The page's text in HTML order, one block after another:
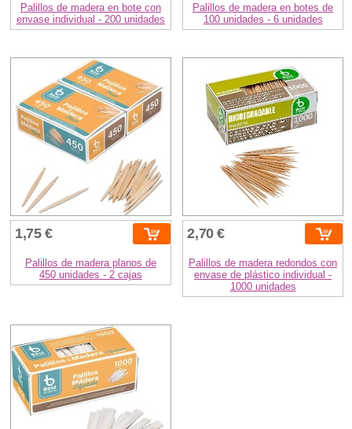
Palillos de madera en bote con
envase individual - 200 unidades
Palillos de madera en botes de
100 unidades - 6 unidades
1,75 €
Palillos de madera planos de
450 unidades - 2 cajas
2,70 €
Palillos de madera redondos con
envase de plástico individual -
1000 unidades